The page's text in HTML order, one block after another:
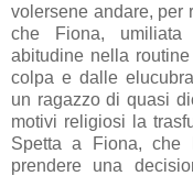
volersene andare, per
che Fiona,
abitudine nella
colpa e dalle
un ragazzo di quasi
motivi religiosi la
Spetta a Fiona, che
prendere una